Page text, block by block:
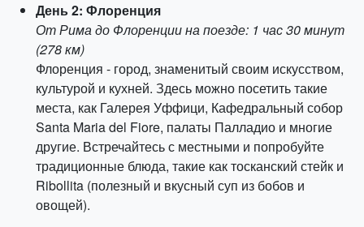
День 2: Флоренция
От Рима до Флоренции на поезде: 1 час 30 минут
(278 км)
Флоренция - город, знаменитый своим искусством,
культурой и кухней. Здесь можно посетить такие
места, как Галерея Уффици, Кафедральный собор
Santa Maria del Fiore, палаты Палладио и многие
другие. Встречайтесь с местными и попробуйте
традиционные блюда, такие как тосканский стейк и
Ribollita (полезный и вкусный суп из бобов и
овощей).